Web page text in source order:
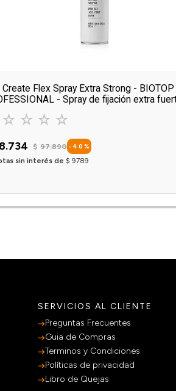
Flex Spray Extra Strong - BIOTOP
- Spray de fijación extra
☆ ☆ ☆ ☆
.734 $ 97.890 - 40 %
sin interés de $ 9789
SERVICIOS AL CLIENTE
Preguntas Frecuentes
Guia de Compras
Terminos y Condiciones
Políticas de privacidad
Libro de Quejas